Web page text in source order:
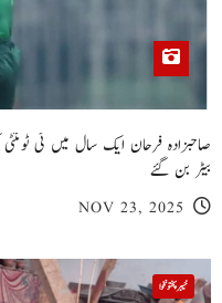
بیٹر بن گئے
NOV 23, 2025
خیبر پختونخوا